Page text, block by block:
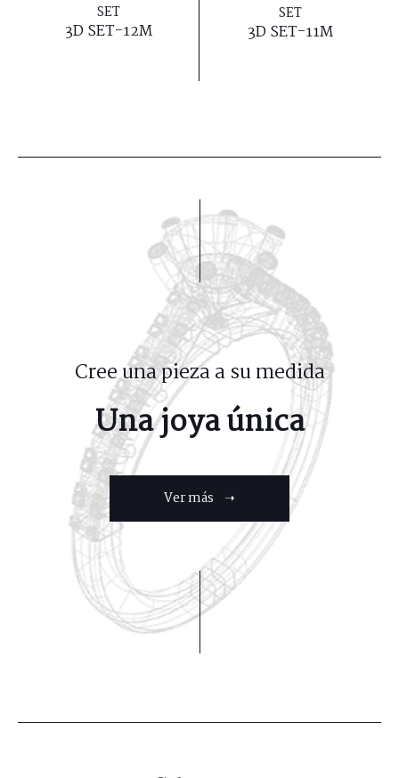
SET
3D SET-12M
SET
3D SET-11M
Cree una pieza a su medida
Una joya única
Ver más ➝